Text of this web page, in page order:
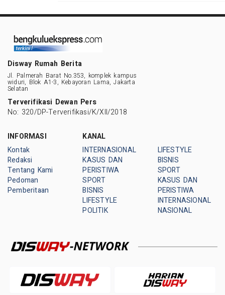
Disway Rumah Berita
Jl. Palmerah Barat No.353, komplek kampus
widuri, Blok A1-3, Kebayoran Lama, Jakarta
Selatan
Terverifikasi Dewan Pers
No: 320/DP-Terverifikasi/K/XII/2018
INFORMASI
Kontak
Redaksi
Tentang Kami
Pedoman
Pemberitaan
KANAL
INTERNASIONAL
KASUS DAN
PERISTIWA
SPORT
BISNIS
LIFESTYLE
POLITIK
LIFESTYLE
BISNIS
SPORT
KASUS DAN
PERISTIWA
INTERNASIONAL
NASIONAL